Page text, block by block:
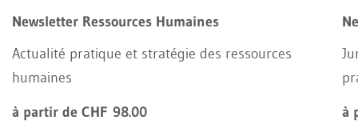
Newsletter Ressources Humaines
Actualité pratique et stratégie des ressources
humaines
à partir de CHF 98.00
à